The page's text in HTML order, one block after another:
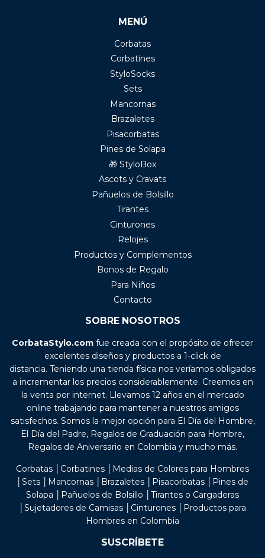
MENÚ
Corbatas
Corbatines
StyloSocks
Sets
Mancornas
Brazaletes
Pisacorbatas
Pines de Solapa
🎁 StyloBox
Ascots y Cravats
Pañuelos de Bolsillo
Tirantes
Cinturones
Relojes
Productos y Complementos
Bonos de Regalo
Para Niños
Contacto
SOBRE NOSOTROS
CorbataStylo.com fue creada con el propósito de ofrecer
excelentes diseños y productos a 1-click de
distancia. Teniendo una tienda física nos veríamos obligados
a incrementar los precios considerablemente. Creemos en
la venta por internet. Llevamos 12 años en el mercado
online trabajando para mantener a nuestros amigos
satisfechos. Somos la mejor opción para El Día del Hombre,
El Día del Padre, Regalos de Graduación para Hombre,
Regalos de Aniversario en Colombia y mucho más.
Corbatas │Corbatines │Medias de Colores para Hombres
│Sets │Mancornas │Brazaletes │Pisacorbatas │Pines de
Solapa │Pañuelos de Bolsillo │Tirantes o Cargaderas
│Sujetadores de Camisas │Cinturones │Productos para
Hombres en Colombia
SUSCRÍBETE